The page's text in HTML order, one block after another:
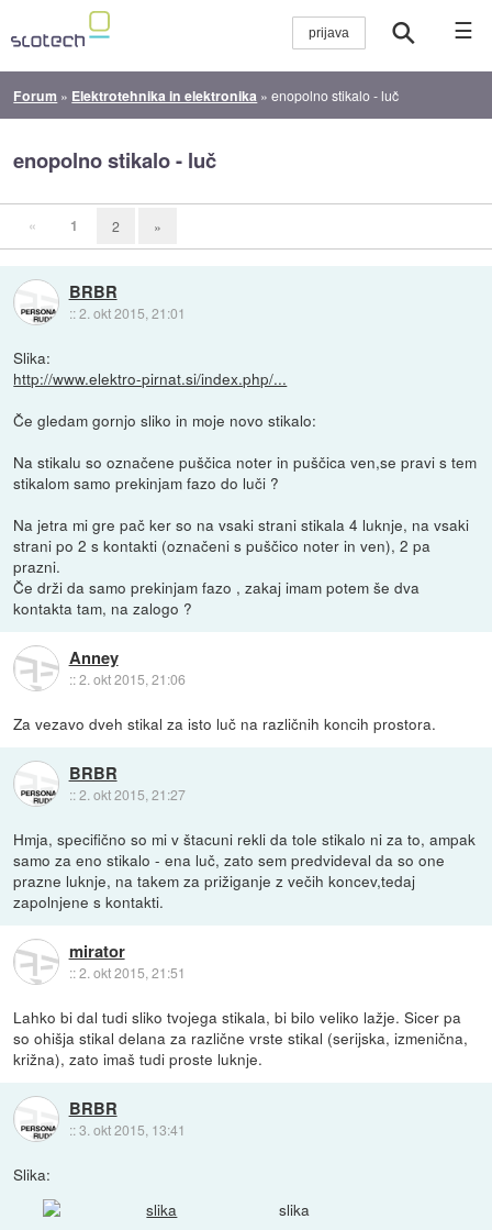
☰
Forum » Elektrotehnika in elektronika »enopolno stikalo - luč
enopolno stikalo - luč
« 1 2 »
BRBR
::2. okt 2015, 21:01
Slika:
http://www.elektro-pirnat.si/index.php/...
Če gledam gornjo sliko in moje novo stikalo:
Na stikalu so označene puščica noter in puščica ven,se pravi s tem
stikalom samo prekinjam fazo do luči ?
Na jetra mi gre pač ker so na vsaki strani stikala 4 luknje, na vsaki
strani po 2 s kontakti (označeni s puščico noter in ven), 2 pa
prazni.
Če drži da samo prekinjam fazo , zakaj imam potem še dva
kontakta tam, na zalogo ?
Anney
::2. okt 2015, 21:06
Za vezavo dveh stikal za isto luč na različnih koncih prostora.
BRBR
::2. okt 2015, 21:27
Hmja, specifično so mi v štacuni rekli da tole stikalo ni za to, ampak
samo za eno stikalo - ena luč, zato sem predvideval da so one
prazne luknje, na takem za prižiganje z večih koncev,tedaj
zapolnjene s kontakti.
mirator
::2. okt 2015, 21:51
Lahko bi dal tudi sliko tvojega stikala, bi bilo veliko lažje. Sicer pa
so ohišja stikal delana za različne vrste stikal (serijska, izmenična,
križna), zato imaš tudi proste luknje.
BRBR
::3. okt 2015, 13:41
Slika:
slika